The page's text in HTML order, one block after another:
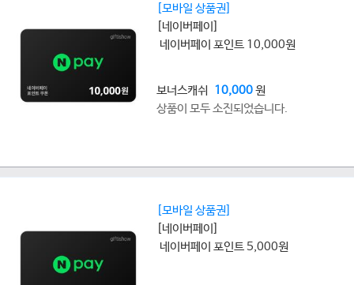
[모바일 상품권]
[네이버페이]
네이버페이 포인트 10,000원
보너스캐쉬 10,000원
상품이 모두 소진되었습니다.
[모바일 상품권]
[네이버페이]
네이버페이 포인트 5,000원